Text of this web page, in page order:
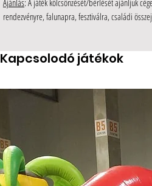
rendezvényre, falunapra, fesztiválra, családi
Kapcsolodó játékok